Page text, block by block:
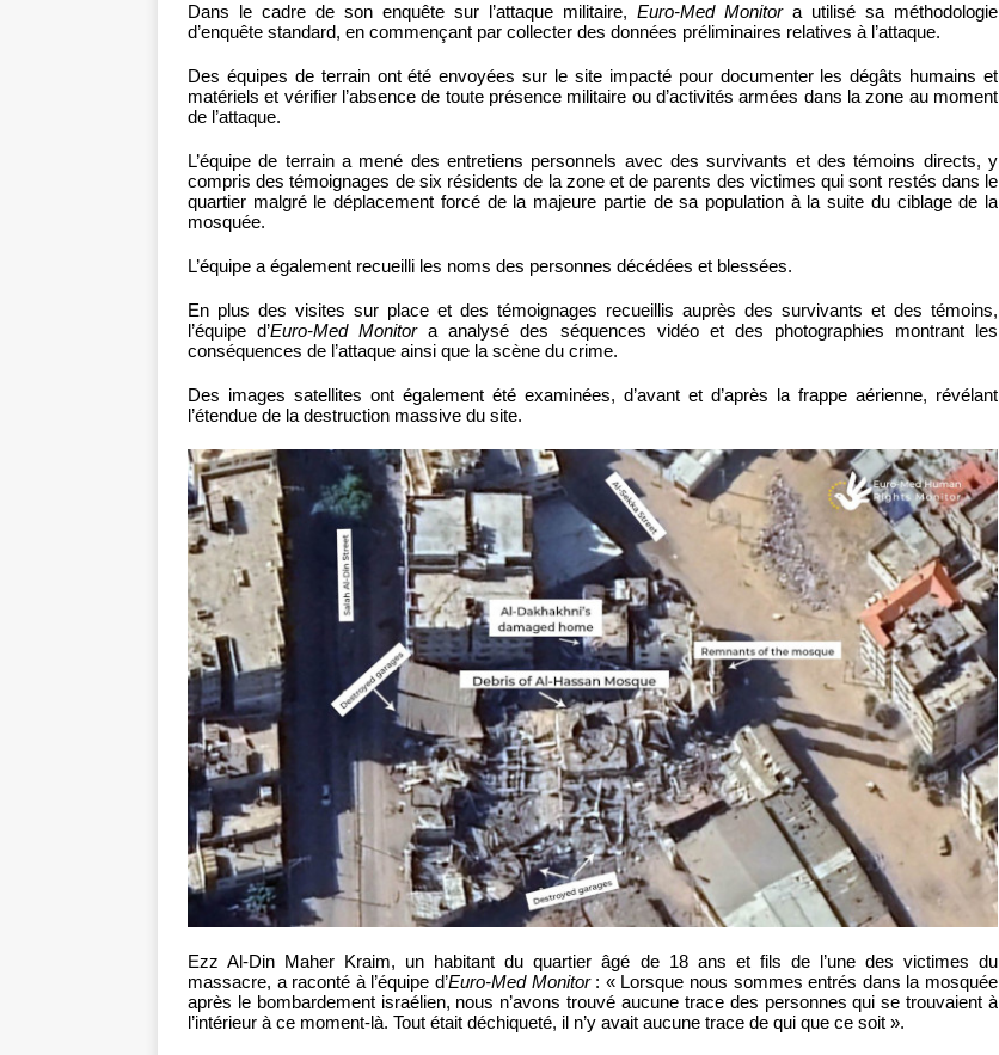
Dans le cadre de son enquête sur l’attaque militaire,Euro-Med Monitora utilisé sa méthodologie
d’enquête standard, en commençant par collecter des données préliminaires relatives à l’attaque.
Des équipes de terrain ont été envoyées sur le site impacté pour documenter les dégâts humains et
matériels et vérifier l’absence de toute présence militaire ou d’activités armées dans la zone au moment
de l’attaque.
L’équipe de terrain a mené des entretiens personnels avec des survivants et des témoins directs, y
compris des témoignages de six résidents de la zone et de parents des victimes qui sont restés dans le
quartier malgré le déplacement forcé de la majeure partie de sa population à la suite du ciblage de la
mosquée.
L’équipe a également recueilli les noms des personnes décédées et blessées.
En plus des visites sur place et des témoignages recueillis auprès des survivants et des témoins,
l’équipe d’Euro-Med Monitora analysé des séquences vidéo et des photographies montrant les
conséquences de l’attaque ainsi que la scène du crime.
Des images satellites ont également été examinées, d’avant et d’après la frappe aérienne, révélant
l’étendue de la destruction massive du site.
Ezz Al-Din Maher Kraim, un habitant du quartier âgé de 18 ans et fils de l’une des victimes du
massacre, a raconté à l’équipe d’Euro-Med Monitor: « Lorsque nous sommes entrés dans la mosquée
après le bombardement israélien, nous n’avons trouvé aucune trace des personnes qui se trouvaient à
l’intérieur à ce moment-là. Tout était déchiqueté, il n’y avait aucune trace de qui que ce soit ».